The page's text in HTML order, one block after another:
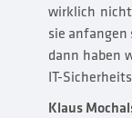
wirklich
sie anfangen
dann haben
IT-
Klaus